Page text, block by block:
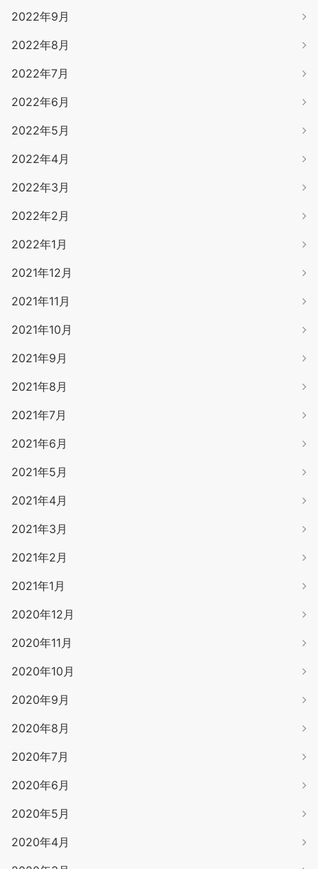
2022年9月
2022年8月
2022年7月
2022年6月
2022年5月
2022年4月
2022年3月
2022年2月
2022年1月
2021年12月
2021年11月
2021年10月
2021年9月
2021年8月
2021年7月
2021年6月
2021年5月
2021年4月
2021年3月
2021年2月
2021年1月
2020年12月
2020年11月
2020年10月
2020年9月
2020年8月
2020年7月
2020年6月
2020年5月
2020年4月